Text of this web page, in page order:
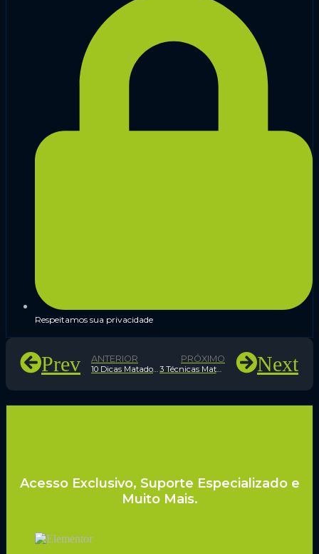
Respeitamos sua privacidade
Prev ANTERIOR
10 Dicas Matadoras para obter tráfego SEM SEO ou Mídias Sociais
PRÓXIMO
3 Técnicas Matadoras para Impulsionar o SEO com o Google AdWords Next
Acesso Exclusivo, Suporte Especializado e
Muito Mais.